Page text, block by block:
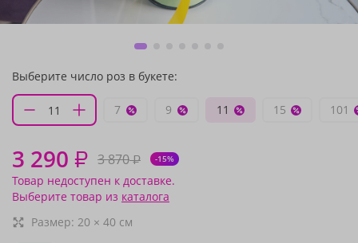
Выберите число роз в букете:
7 9 11 15 101
3 290 ₽ 3 870₽ -15%
Товар недоступен к доставке.
Выберите товар из каталога
Размер: 20 × 40 см